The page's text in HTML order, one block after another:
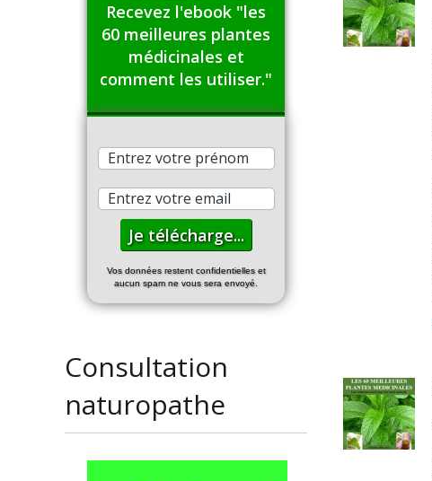
Recevez l'ebook "les
60 meilleures plantes
médicinales et
comment les utiliser."
Vos données restent confidentielles et
aucun spam ne vous sera envoyé.
Consultation
naturopathe